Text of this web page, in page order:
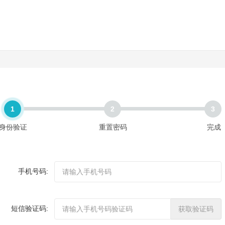
1
份验证
2
重置密码
3
完成
手机号码:
短信验证码: 获取验证码